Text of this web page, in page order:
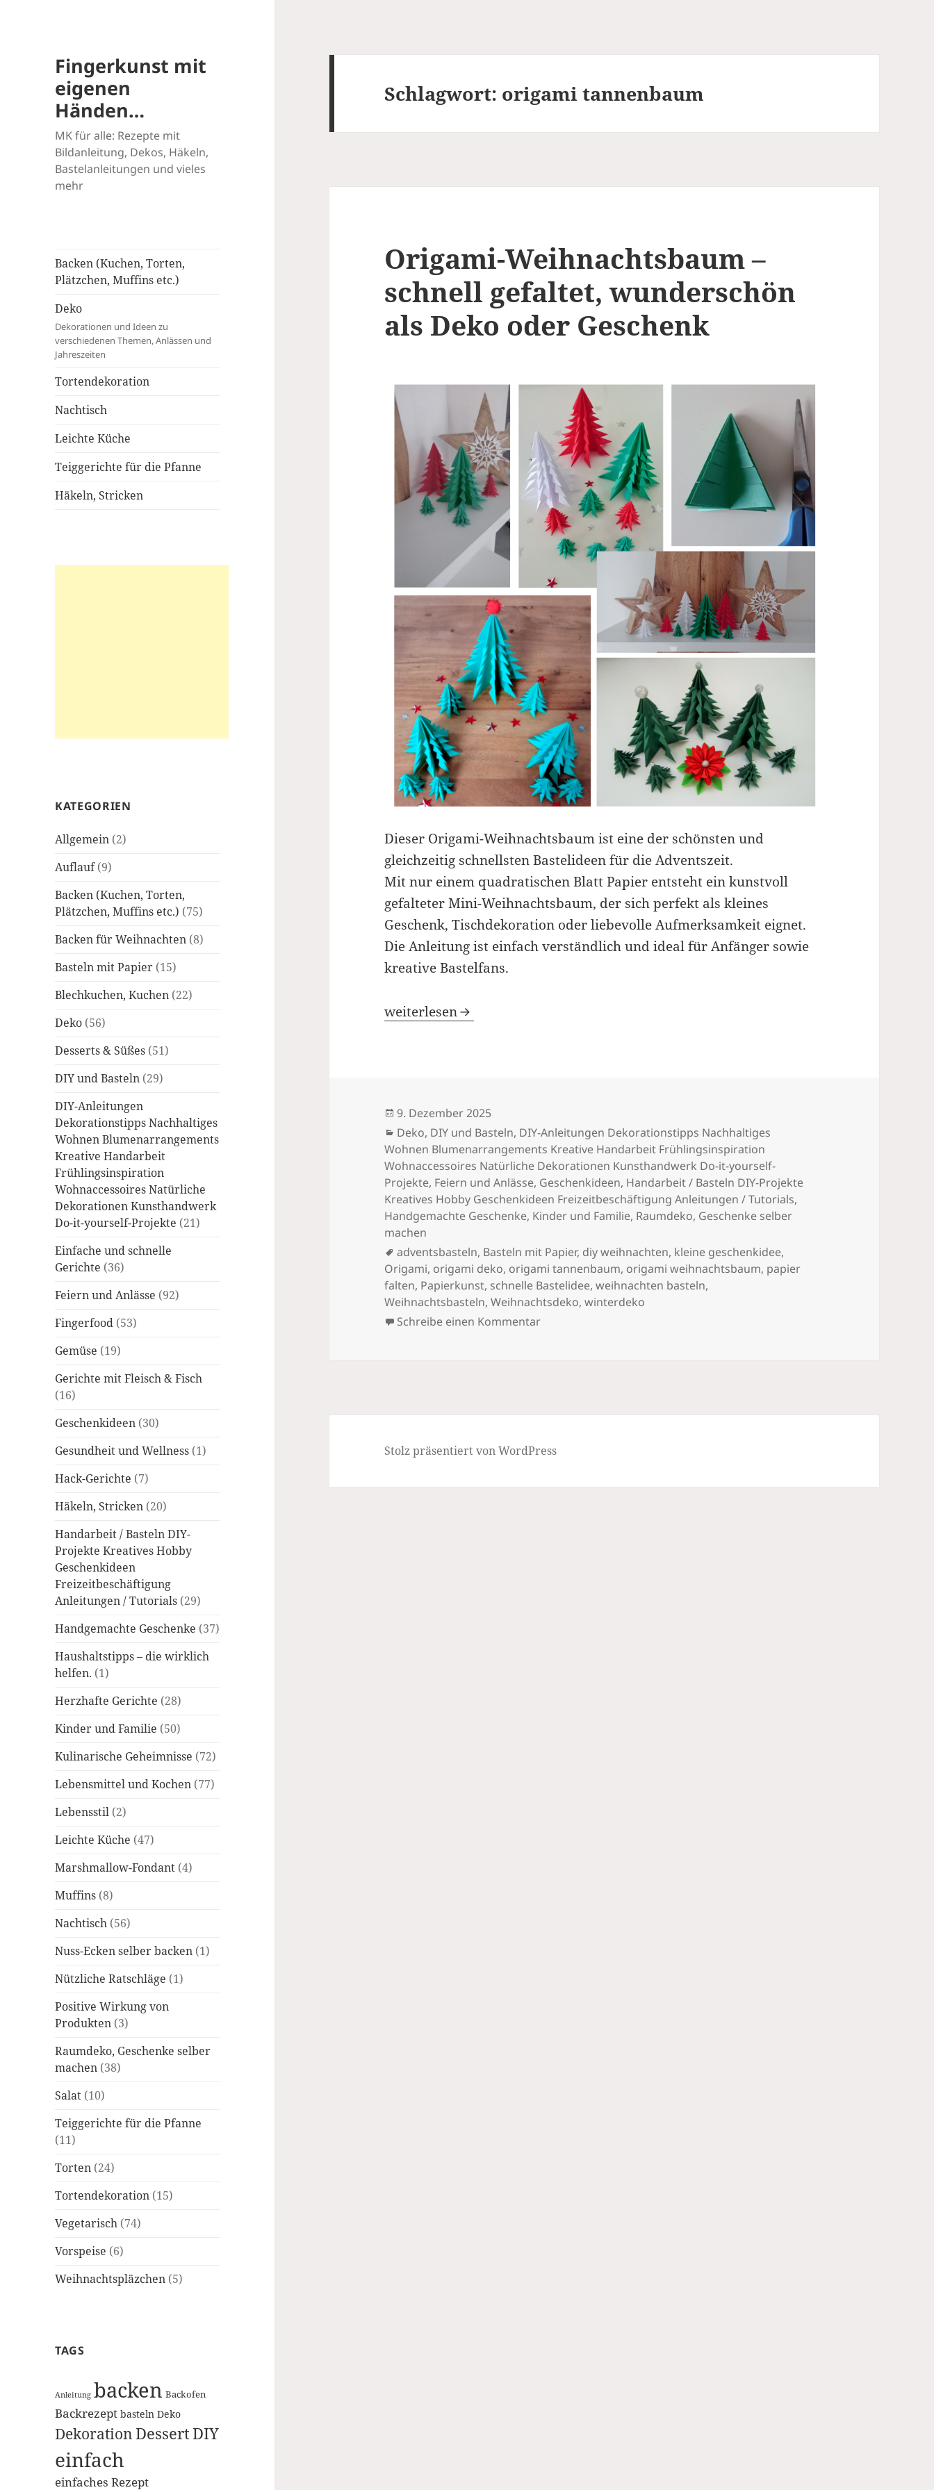
Fingerkunst mit
eigenen
Händen…
MK für alle: Rezepte mit
Bildanleitung, Dekos, Häkeln,
Bastelanleitungen und vieles
mehr
Backen (Kuchen, Torten,
Plätzchen, Muffins etc.)
Deko
Dekorationen und Ideen zu
verschiedenen Themen, Anlässen und
Jahreszeiten
Tortendekoration
Nachtisch
Leichte Küche
Teiggerichte für die Pfanne
Häkeln, Stricken
KATEGORIEN
Allgemein (2)
Auflauf(9)
Backen (Kuchen, Torten,
Plätzchen, Muffins etc.) (75)
Backen für Weihnachten (8)
Basteln mit Papier (15)
Blechkuchen, Kuchen (22)
Deko (56)
Desserts & Süßes (51)
DIY und Basteln (29)
DIY-Anleitungen
Dekorationstipps Nachhaltiges
Wohnen Blumenarrangements
Kreative Handarbeit
Frühlingsinspiration
Wohnaccessoires Natürliche
Dekorationen Kunsthandwerk
Do-it-yourself-Projekte (21)
Einfache und schnelle
Gerichte (36)
Feiern und Anlässe (92)
Fingerfood (53)
Gemüse (19)
Gerichte mit Fleisch & Fisch
(16)
Geschenkideen (30)
Gesundheit und Wellness (1)
Hack-Gerichte (7)
Häkeln, Stricken (20)
Handarbeit / Basteln DIY-
Projekte Kreatives Hobby
Geschenkideen
Freizeitbeschäftigung
Anleitungen / Tutorials (29)
Handgemachte Geschenke (37)
Haushaltstipps – die wirklich
helfen. (1)
Herzhafte Gerichte (28)
Kinder und Familie (50)
Kulinarische Geheimnisse (72)
Lebensmittel und Kochen (77)
Lebensstil (2)
Leichte Küche (47)
Marshmallow-Fondant (4)
Muffins (8)
Nachtisch (56)
Nuss-Ecken selber backen (1)
Nützliche Ratschläge (1)
Positive Wirkung von
Produkten (3)
Raumdeko, Geschenke selber
machen (38)
Salat (10)
Teiggerichte für die Pfanne
(11)
Torten (24)
Tortendekoration (15)
Vegetarisch (74)
Vorspeise (6)
Weihnachtspläzchen (5)
TAGS
Anleitung backen Backofen
Backrezept basteln Deko
DekorationDessertDIY
einfach
einfaches Rezept
Schlagwort: origami tannenbaum
Origami-Weihnachtsbaum –
schnell gefaltet, wunderschön
als Deko oder Geschenk
Dieser Origami-Weihnachtsbaum ist eine der schönsten und
gleichzeitig schnellsten Bastelideen für die Adventszeit.
Mit nur einem quadratischen Blatt Papier entsteht ein kunstvoll
gefalteter Mini-Weihnachtsbaum, der sich perfekt als kleines
Geschenk, Tischdekoration oder liebevolle Aufmerksamkeit eignet.
Die Anleitung ist einfach verständlich und ideal für Anfänger sowie
kreative Bastelfans.
Origami-Weihnachtsbaum – schnell gefaltet, wunderschön als Deko oder Geschenk
weiterlesen
Veröffentlicht
am
9. Dezember 2025
Kategorien
Deko, DIY und Basteln, DIY-Anleitungen Dekorationstipps Nachhaltiges
Wohnen Blumenarrangements Kreative Handarbeit Frühlingsinspiration
Wohnaccessoires Natürliche Dekorationen Kunsthandwerk Do-it-yourself-
Projekte, Feiern und Anlässe, Geschenkideen, Handarbeit / Basteln DIY-Projekte
Kreatives Hobby Geschenkideen Freizeitbeschäftigung Anleitungen / Tutorials,
Handgemachte Geschenke, Kinder und Familie, Raumdeko, Geschenke selber
machen
Schlagwörter
adventsbasteln, Basteln mit Papier, diy weihnachten, kleine geschenkidee,
Origami, origami deko, origami tannenbaum, origami weihnachtsbaum, papier
falten, Papierkunst, schnelle Bastelidee,weihnachten basteln,
Weihnachtsbasteln,Weihnachtsdeko,winterdeko
Schreibe einen Kommentarzu Origami-Weihnachtsbaum – schnell gefaltet, wunderschön als Deko
Stolz präsentiert von WordPress